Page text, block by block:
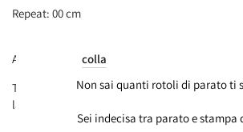
Non sai quanti rotoli di parato ti
Sei indecisa tra parato e stampa
Repeat: 00 cm
Applicazione: colla
Tempi di consegna: 4 gg lavorativi con ritiro al
lavorativi con spedizione in tutta Italia